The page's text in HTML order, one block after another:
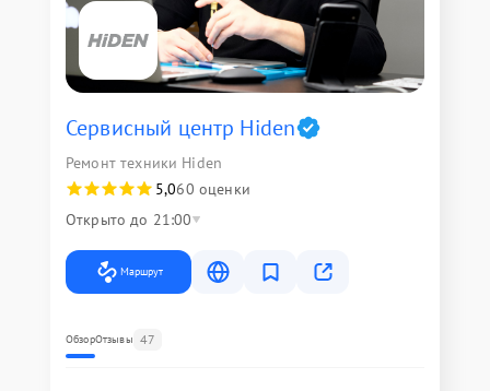
Сервисный центр Hiden
Ремонт техники Hiden
5,060 оценки
Открыто до 21:00
Маршрут
ОбзорОтзывы 47